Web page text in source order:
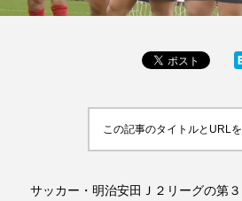
この記事のタイトルとURL
サッカー・明治安田Ｊ２リーグの第